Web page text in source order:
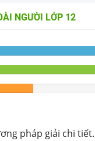
NGƯỜI LỚP 12
pháp giải chi tiết.